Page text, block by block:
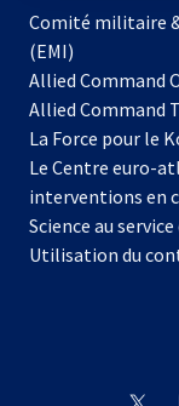
Comité militaire
(EMI)
Allied Command
Allied Command
La Force pour le
Le Centre euro-
interventions en
Science au
Utilisation du